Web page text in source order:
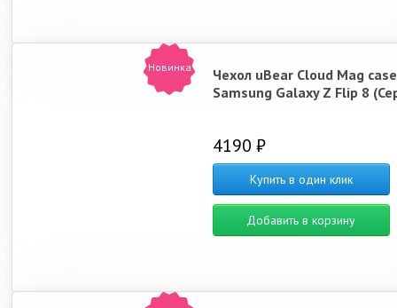
Новинка
Чехол uBear Cloud Mag
Samsung Galaxy Z Flip 8
4190 ₽
Купить в один клик
Добавить в корзину